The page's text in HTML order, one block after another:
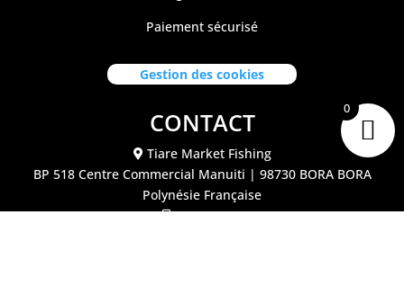
Paiement sécurisé
Gestion des cookies
CONTACT
Tiare Market Fishing
BP 518 Centre Commercial Manuiti | 98730 BORA BORA
Polynésie Française
40.67.62.62
0